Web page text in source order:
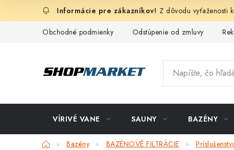
Z dôvodu vyťaženosti
Obchodné podmienky Odstúpenie od zmluvy
VÍRIVÉ VANE SAUNY BAZÉNY
DomovBazény BAZÉNOVÉ FILTRÁCIE